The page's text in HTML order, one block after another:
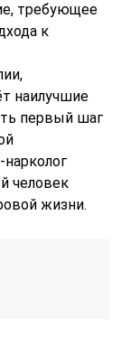
требующее
к
наилучшие
первый шаг
человек
жизни.